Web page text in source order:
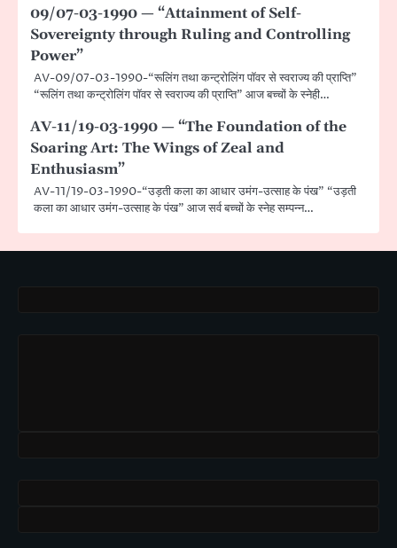
09/07-03-1990 — “Attainment of Self-
Sovereignty through Ruling and Controlling
Power”
AV-09/07-03-1990-“रूलिंग तथा कन्ट्रोलिंग पॉवर से स्वराज्य की प्राप्ति”
“रूलिंग तथा कन्ट्रोलिंग पॉवर से स्वराज्य की प्राप्ति” आज बच्चों के स्नेही…
AV-11/19-03-1990 — “The Foundation of the
Soaring Art: The Wings of Zeal and
Enthusiasm”
AV-11/19-03-1990-“उड़ती कला का आधार उमंग-उत्साह के पंख” “उड़ती
कला का आधार उमंग-उत्साह के पंख” आज सर्व बच्चों के स्नेह सम्पन्न…